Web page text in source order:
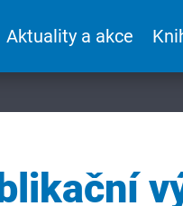
Aktuality a akce